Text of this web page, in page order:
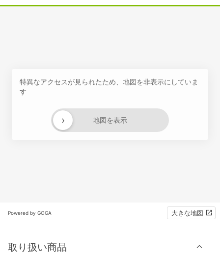
特異なアクセスが見られたため、地図を非表示にしていま
す
地図を表示
›
Powered by GOGA 大きな地図
取り扱い商品